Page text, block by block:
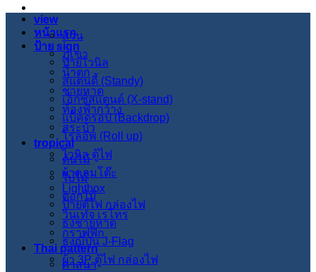
หน้าแรก
ป้าย sign
ป้ายไวนิล
สแตนดี้ (Standy)
เอ็กซ์สแตนด์ (X-stand)
แบ็คดรอป (Backdrop)
โรลอัพ (Roll up)
ไวนิล ตู้ไฟ
ผ้าคลุมโต๊ะ
Lightbox
ป้ายตู้ไฟ กล่องไฟ
ธงชายหาด
ธงญี่ปุ่น J-Flag
ผ้า 3P ตู้ไฟ กล่องไฟ
view
สวน
ภูเขา
น้ำตก
ชายหาด
ท้องฟ้ากว้าง
สระบัว
tropical
ต้นไม้
ใบไม้
ดอกไม้
วินเทจ เรโทร
กราฟฟิก
Thai pattern
ศาสนา